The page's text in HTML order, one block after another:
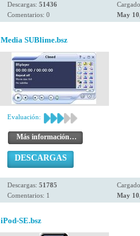
Descargas: 51436
Comentarios: 0
May
Media SUBlime.bsz
Evaluación:
Más información…
DESCARGAS
Descargas: 51785
Comentarios: 1
May
iPod-SE.bsz